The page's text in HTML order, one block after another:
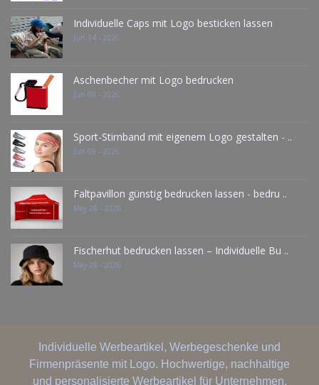
Individuelle Caps mit Logo besticken lassen
Jun 14 - 2026
Aschenbecher mit Logo bedrucken
Jun 09 - 2026
Sport-Stirnband mit eigenem Logo gestalten - ..
Jun 09 - 2026
Faltpavillon günstig bedrucken lassen - bedru ..
May 28 - 2026
Fischerhut bedrucken lassen – Individuelle Bu ..
May 28 - 2026
Individuelle Werbeartikel, Werbegeschenke und
Firmenpräsente mit Logo. Hochwertige, nachhaltige
und personalisierte Werbeartikel für Unternehmen,